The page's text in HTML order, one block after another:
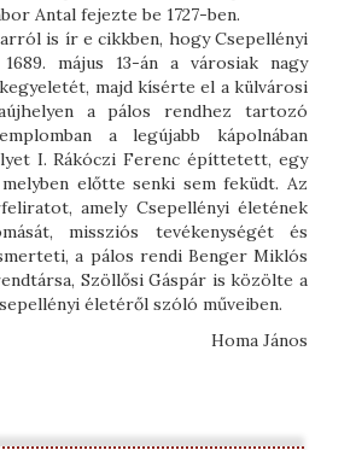
Antal fejezte be 1727-ben.
is ír e cikkben, hogy Csepellényi
május 13-án a városiak nagy
majd kísérte el a külvárosi
a pálos rendhez tartozó
a legújabb kápolnában
I. Rákóczi Ferenc építtetett, egy
előtte senki sem feküdt. Az
amely Csepellényi életének
missziós tevékenységét és
a pálos rendi Benger Miklós
Szöllősi Gáspár is közölte a
életéről szóló műveiben.
Homa János